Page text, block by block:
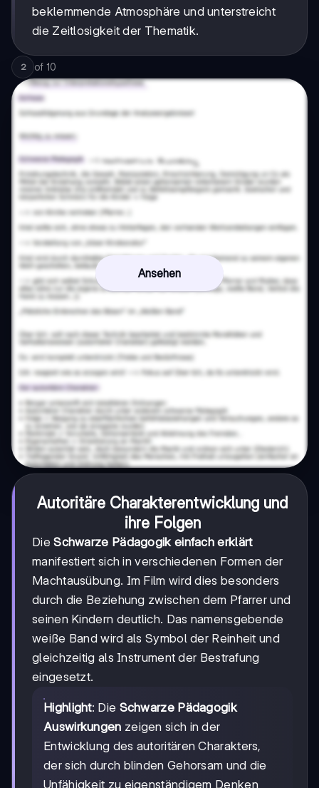
beklemmende Atmosphäre und unterstreicht
die Zeitlosigkeit der Thematik.
2 of 10
Ansehen
Autoritäre Charakterentwicklung und
ihre Folgen
DieSchwarze Pädagogik einfach erklärt
manifestiert sich in verschiedenen Formen der
Machtausübung. Im Film wird dies besonders
durch die Beziehung zwischen dem Pfarrer und
seinen Kindern deutlich. Das namensgebende
weiße Band wird als Symbol der Reinheit und
gleichzeitig als Instrument der Bestrafung
eingesetzt.
Highlight: Die Schwarze Pädagogik
Auswirkungen zeigen sich in der
Entwicklung des autoritären Charakters,
der sich durch blinden Gehorsam und die
Unfähigkeit zu eigenständigem Denken